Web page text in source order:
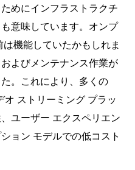
めにインフラストラクチ
意味しています。オンプ
機能していたかもしれま
よびメンテナンス作業が
。これにより、多くの
オ ストリーミング プラッ
ユーザー エクスペリエン
ョン モデルでの低コスト